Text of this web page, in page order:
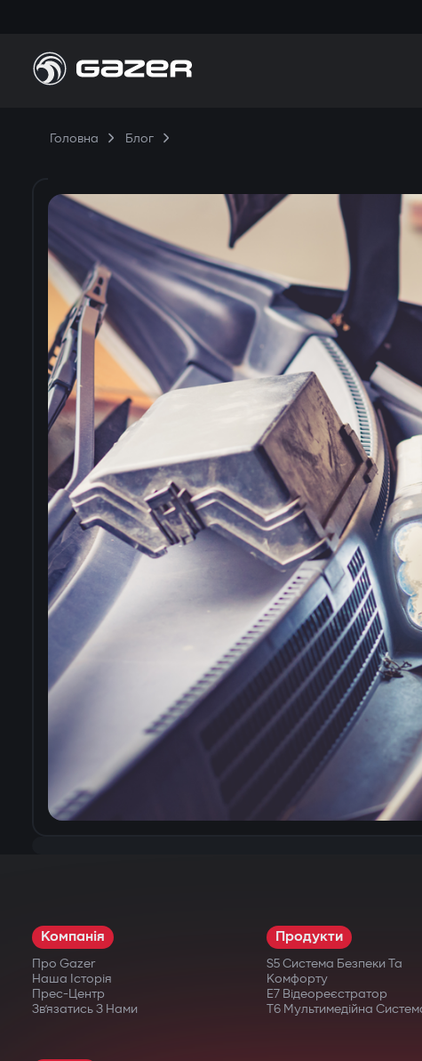
Головна Блог
Компанія
Про Gazer
Наша Історія
Прес-Центр
Зв’язатись З Нами
Продукти
S5 Система Безпеки Та
Комфорту
E7 Відеореєстратор
T6 Мультимедійна